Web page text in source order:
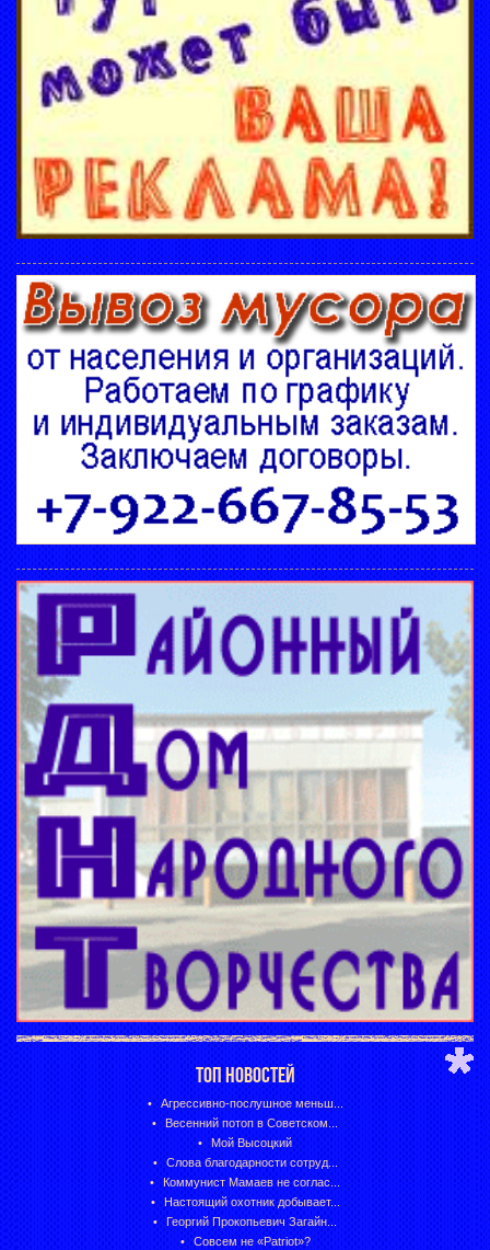
ТОП НОВОСТЕЙ
Агрессивно-послушное меньш...
Весенний потоп в Советском...
Мой Высоцкий
Слова благодарности сотруд...
Коммунист Мамаев не соглас...
Настоящий охотник добывает...
Георгий Прокопьевич Загайн...
Совсем не «Patriot»?